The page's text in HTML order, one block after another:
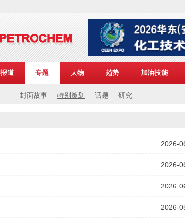
报道 专题
封面故事 特别策划 话题 研究
人物 趋势 加油技能
2026-
2026-
2026-
2026-